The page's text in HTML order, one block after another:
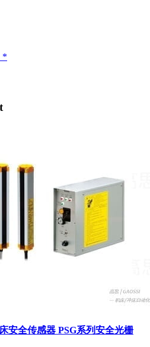
*
安全传感器 PSG系列安全光栅